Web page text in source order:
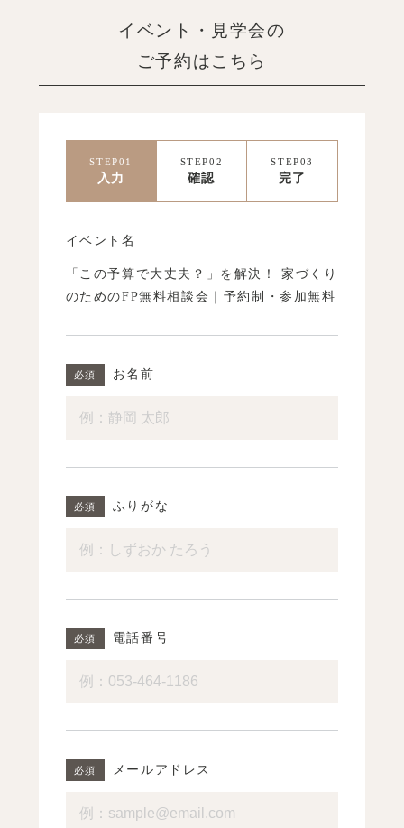
イベント・見学会の
ご予約はこちら
STEP01
入力
STEP02
確認
STEP03
完了
イベント名
「この予算で大丈夫？」を解決！ 家づくり
のためのFP無料相談会｜予約制・参加無料
お名前
ふりがな
電話番号
メールアドレス